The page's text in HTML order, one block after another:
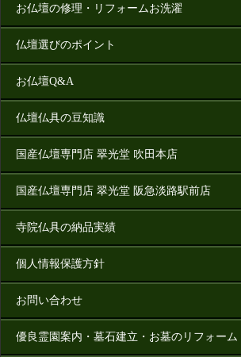
お仏壇の修理・リフォームお洗濯
仏壇選びのポイント
お仏壇Q&A
仏壇仏具の豆知識
国産仏壇専門店 翠光堂 吹田本店
国産仏壇専門店 翠光堂 阪急淡路駅前店
寺院仏具の納品実績
個人情報保護方針
お問い合わせ
優良霊園案内・墓石建立・お墓のリフォーム